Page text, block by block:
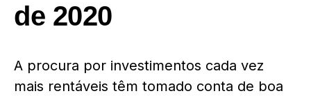
de 2020
A procura por investimentos cada vez
mais rentáveis têm tomado conta de boa